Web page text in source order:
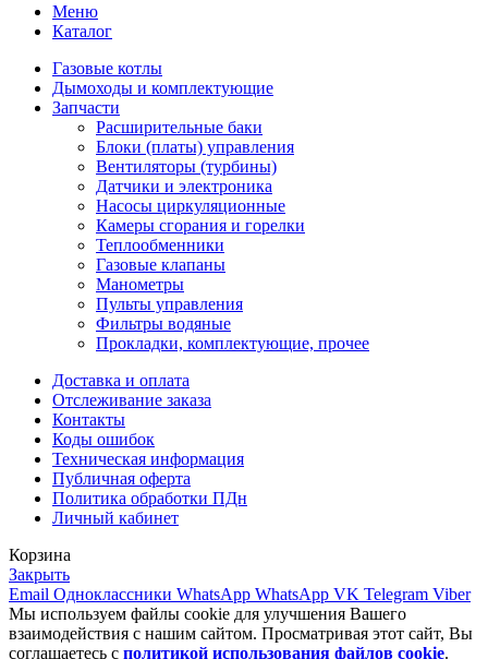
Меню
Каталог
Газовые котлы
Дымоходы и комплектующие
Запчасти
Расширительные баки
Блоки (платы) управления
Вентиляторы (турбины)
Датчики и электроника
Насосы циркуляционные
Камеры сгорания и горелки
Теплообменники
Газовые клапаны
Манометры
Пульты управления
Фильтры водяные
Прокладки, комплектующие, прочее
Доставка и оплата
Отслеживание заказа
Контакты
Коды ошибок
Техническая информация
Публичная оферта
Политика обработки ПДн
Личный кабинет
Корзина
Закрыть
Email Одноклассники WhatsApp WhatsApp VK Telegram Viber
Мы используем файлы cookie для улучшения Вашего
взаимодействия с нашим сайтом. Просматривая этот сайт, Вы
соглашаетесь с политикой использования файлов cookie.